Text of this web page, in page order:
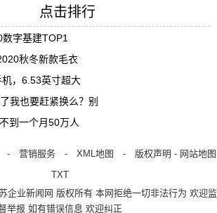
点击排行
字基建TOP1
秋冬新款毛衣
，6.53英寸超大
我也要赶紧换么？别
到一个月50万人
- 营销服务- XML地图 - 版权声明 - 网站地图
TXT
企业新闻网 版权所有 本网拒绝一切非法行为 欢迎监
举报 如有错误信息 欢迎纠正